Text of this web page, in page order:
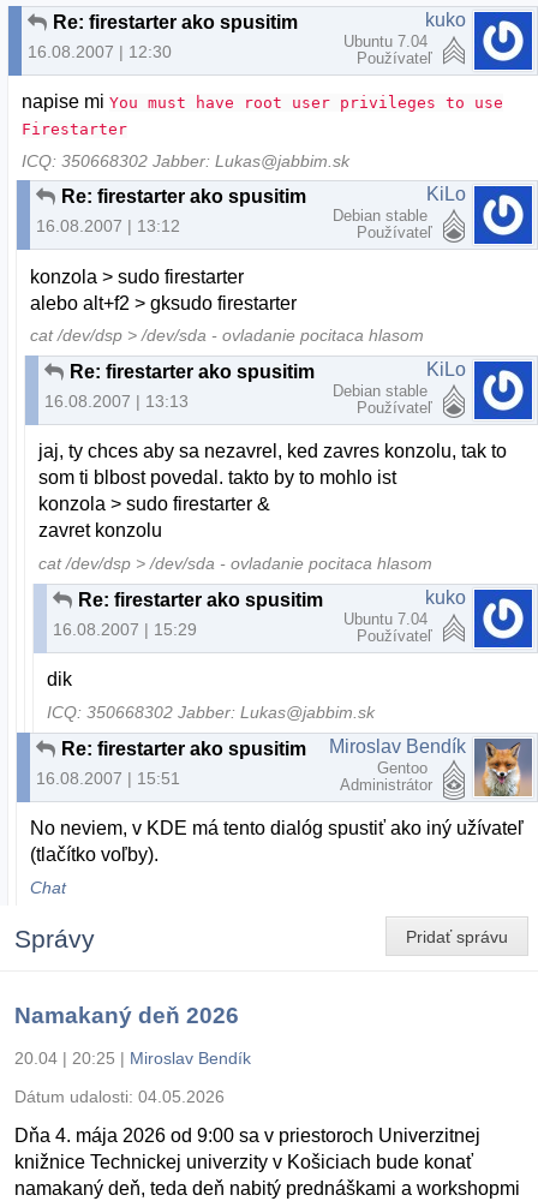
Re: firestarter ako spusitim
16.08.2007 | 12:30
kuko
Ubuntu 7.04
Používateľ
napise miYou must have root user privileges to use
Firestarter
ICQ: 350668302 Jabber: Lukas@jabbim.sk
Re: firestarter ako spusitim
16.08.2007 | 13:12
KiLo
Debian stable
Používateľ
konzola > sudo firestarter
alebo alt+f2 > gksudo firestarter
cat /dev/dsp > /dev/sda - ovladanie pocitaca hlasom
Re: firestarter ako spusitim
16.08.2007 | 13:13
KiLo
Debian stable
Používateľ
jaj, ty chces aby sa nezavrel, ked zavres konzolu, tak to
som ti blbost povedal. takto by to mohlo ist
konzola > sudo firestarter &
zavret konzolu
cat /dev/dsp > /dev/sda - ovladanie pocitaca hlasom
Re: firestarter ako spusitim
16.08.2007 | 15:29
kuko
Ubuntu 7.04
Používateľ
dik
ICQ: 350668302 Jabber: Lukas@jabbim.sk
Re: firestarter ako spusitim
16.08.2007 | 15:51
Miroslav Bendík
Gentoo
Administrátor
No neviem, v KDE má tento dialóg spustiť ako iný užívateľ
(tlačítko voľby).
Chat
Pridať správu
Správy
Namakaný deň 2026
20.04 | 20:25 | Miroslav Bendík
Dátum udalosti: 04.05.2026
Dňa 4. mája 2026 od 9:00 sa v priestoroch Univerzitnej
knižnice Technickej univerzity v Košiciach bude konať
namakaný deň, teda deň nabitý prednáškami a workshopmi